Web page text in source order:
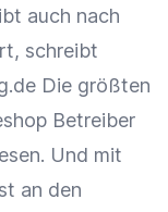
auch nach
schreibt
Die größten
Betreiber
Und mit
an den